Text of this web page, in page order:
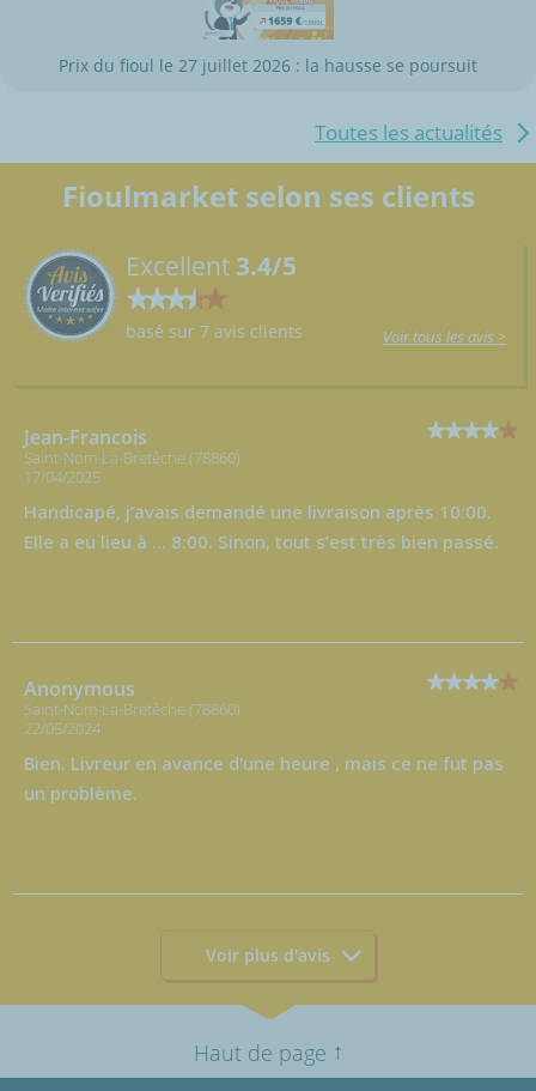
Prix du fioul le 27 juillet 2026 : la hausse se poursuit
Toutes les actualités
Fioulmarket selon ses clients
Excellent 3.4/5
basé sur 7 avis clients Voir tous les avis >
Jean-Francois
Saint-Nom-La-Bretêche (78860)
17/04/2025
Handicapé, j’avais demandé une livraison après 10:00.
Elle a eu lieu à … 8:00. Sinon, tout s’est très bien passé.
Anonymous
Saint-Nom-La-Bretêche (78860)
22/05/2024
Bien. Livreur en avance d'une heure , mais ce ne fut pas
un problème.
Voir plus d'avis
Haut de page ↑